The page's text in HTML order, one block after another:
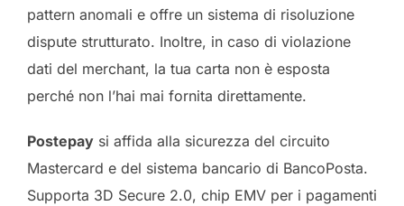
pattern anomali e offre un sistema di risoluzione
dispute strutturato. Inoltre, in caso di violazione
dati del merchant, la tua carta non è esposta
perché non l’hai mai fornita direttamente.
Postepay si affida alla sicurezza del circuito
Mastercard e del sistema bancario di BancoPosta.
Supporta 3D Secure 2.0, chip EMV per i pagamenti